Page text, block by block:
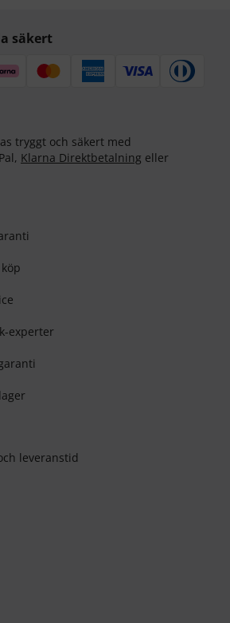
säkert
tryggt och säkert med
Klarna Direktbetalning eller
experter
leveranstid